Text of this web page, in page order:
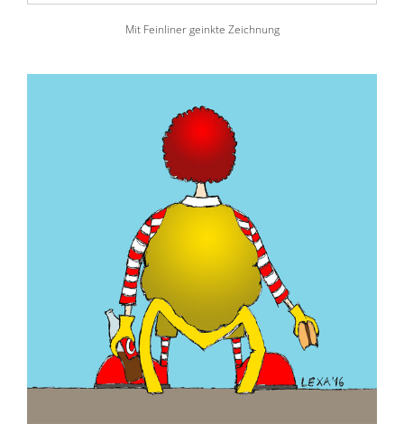
Mit Feinliner geinkte Zeichnung